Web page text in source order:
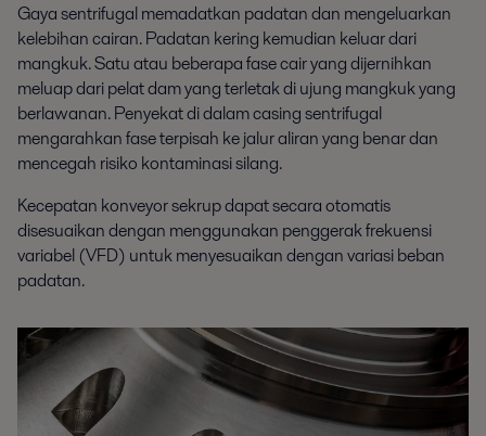
Gaya sentrifugal memadatkan padatan dan mengeluarkan
kelebihan cairan. Padatan kering kemudian keluar dari
mangkuk. Satu atau beberapa fase cair yang dijernihkan
meluap dari pelat dam yang terletak di ujung mangkuk yang
berlawanan. Penyekat di dalam casing sentrifugal
mengarahkan fase terpisah ke jalur aliran yang benar dan
mencegah risiko kontaminasi silang.
Kecepatan konveyor sekrup dapat secara otomatis
disesuaikan dengan menggunakan penggerak frekuensi
variabel (VFD) untuk menyesuaikan dengan variasi beban
padatan.